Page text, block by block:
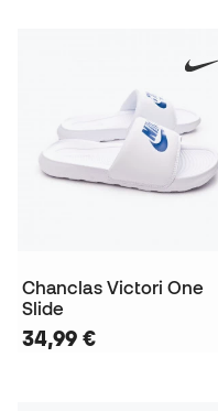
Chanclas Victori One
Slide
34,99 €